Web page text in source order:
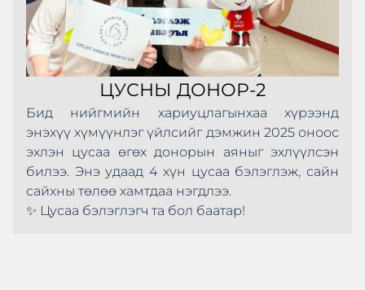
ЦУСНЫ ДОНОР-2
Бид нийгмийн хариуцлагынхаа хүрээнд
энэхүү хүмүүнлэг үйлсийг дэмжин 2025 оноос
эхлэн цусаа өгөх донорын аяныг эхлүүлсэн
билээ. Энэ удаад 4 хүн цусаа бэлэглэж, сайн
сайхны төлөө хамтдаа нэгдлээ.
✨ Цусаа бэлэглэгч та бол баатар!